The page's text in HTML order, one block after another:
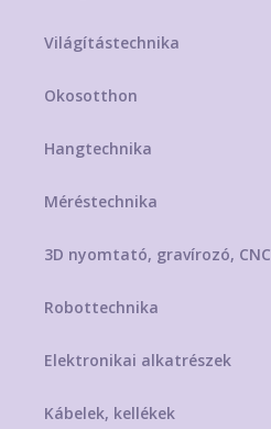
Világítástechnika
Okosotthon
Hangtechnika
Méréstechnika
3D nyomtató, gravírozó, CNC
Robottechnika
Elektronikai alkatrészek
Kábelek, kellékek